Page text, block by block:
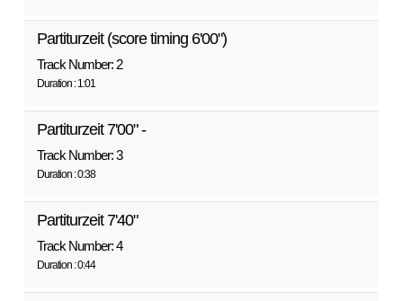
Partiturzeit (score timing 6'00")
Track Number: 2
Duration : 1:01
Partiturzeit 7'00" -
Track Number: 3
Duration : 0:38
Partiturzeit 7'40"
Track Number: 4
Duration : 0:44